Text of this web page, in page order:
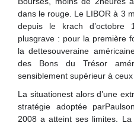
dans le rouge. Le LIBOR à 3
depuis le krach
plusgrave : pour la première
la dettesouveraine
des Bons du Trésor
sensiblement supérieur à
La situationest alors d’une
stratégie adoptée
2008 a atteint ses limites. La